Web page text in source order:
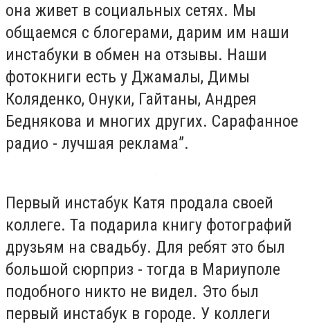
она живет в социальных сетях. Мы
общаемся с блогерами, дарим им наши
инстабуки в обмен на отзывы. Наши
фотокниги есть у Джамалы, Димы
Коляденко, Онуки, Гайтаны, Андрея
Беднякова и многих других. Сарафанное
радио - лучшая реклама”.
Первый инстабук Катя продала своей
коллеге. Та подарила книгу фотографий
друзьям на свадьбу. Для ребят это был
большой сюрприз - тогда в Мариуполе
подобного никто не видел. Это был
первый инстабук в городе. У коллеги